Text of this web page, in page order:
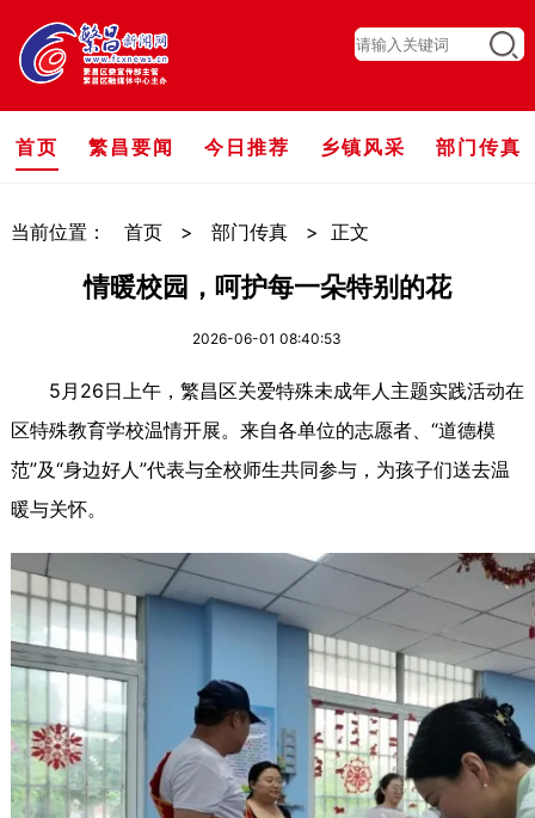
首页 繁昌要闻 今日推荐 乡镇风采 部门传真
当前位置： 首页 > 部门传真 > 正文
情暖校园，呵护每一朵特别的花
2026-06-01 08:40:53
5月26日上午，繁昌区关爱特殊未成年人主题实践活动在
区特殊教育学校温情开展。来自各单位的志愿者、“道德模
范”及“身边好人”代表与全校师生共同参与，为孩子们送去温
暖与关怀。